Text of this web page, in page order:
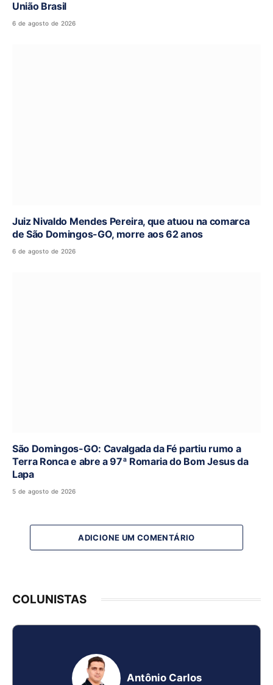
União Brasil
6 de agosto de 2026
Juiz Nivaldo Mendes Pereira, que atuou na comarca
de São Domingos-GO, morre aos 62 anos
6 de agosto de 2026
São Domingos-GO: Cavalgada da Fé partiu rumo a
Terra Ronca e abre a 97ª Romaria do Bom Jesus da
Lapa
5 de agosto de 2026
ADICIONE UM COMENTÁRIO
COLUNISTAS
Antônio Carlos